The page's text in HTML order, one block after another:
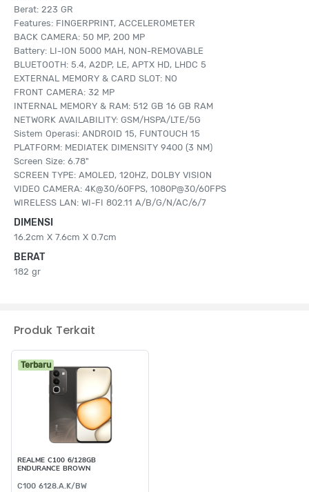
Berat: 223 GR
Features: FINGERPRINT, ACCELEROMETER
BACK CAMERA: 50 MP, 200 MP
Battery: LI-ION 5000 MAH, NON-REMOVABLE
BLUETOOTH: 5.4, A2DP, LE, APTX HD, LHDC 5
EXTERNAL MEMORY & CARD SLOT: NO
FRONT CAMERA: 32 MP
INTERNAL MEMORY & RAM: 512 GB 16 GB RAM
NETWORK AVAILABILITY: GSM/HSPA/LTE/5G
Sistem Operasi: ANDROID 15, FUNTOUCH 15
PLATFORM: MEDIATEK DIMENSITY 9400 (3 NM)
Screen Size: 6.78"
SCREEN TYPE: AMOLED, 120HZ, DOLBY VISION
VIDEO CAMERA: 4K@30/60FPS, 1080P@30/60FPS
WIRELESS LAN: WI-FI 802.11 A/B/G/N/AC/6/7
DIMENSI
16.2cm X 7.6cm X 0.7cm
BERAT
182 gr
Produk Terkait
Terbaru
REALME C100 6/128GB
ENDURANCE BROWN
C100 6128.A.K/BW